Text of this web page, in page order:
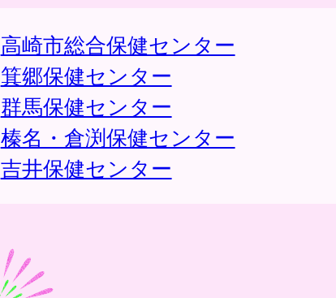
高崎市総合保健センター
箕郷保健センター
群馬保健センター
榛名・倉渕保健センター
吉井保健センター